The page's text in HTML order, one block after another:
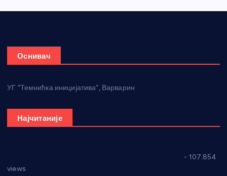
Оснивач
УГ “Темнићка иницијатива”, Варварин
Најчитаније
- 107.854
views